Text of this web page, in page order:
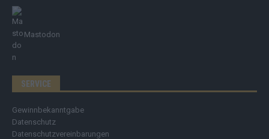
Mastodon
SERVICE
Gewinnbekanntgabe
Datenschutz
Datenschutzvereinbarungen